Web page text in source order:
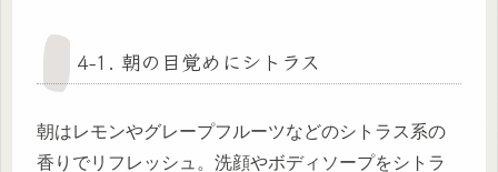
4-1. 朝の目覚めにシトラス
朝はレモンやグレープフルーツなどのシトラス系の
香りでリフレッシュ。洗顔やボディソープをシトラ